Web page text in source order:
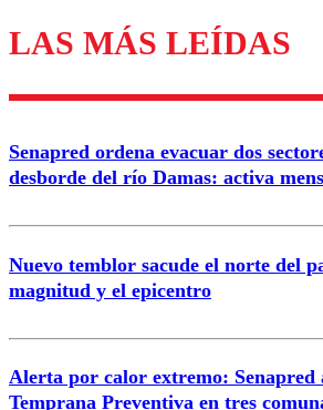
LAS MÁS LEÍDAS
Senapred ordena evacuar dos
desborde del río Damas: activa
Nuevo temblor sacude el norte del
magnitud y el epicentro
Alerta por calor extremo:
Temprana Preventiva en tres